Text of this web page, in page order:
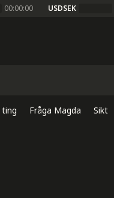
00:00:00 USDSEK
ting Fråga Magda Sikt